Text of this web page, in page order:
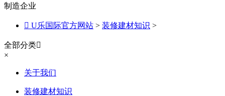
制造企业
 U乐国际官方网站 > 装修建材知识 >
全部分类
×
关于我们
装修建材知识